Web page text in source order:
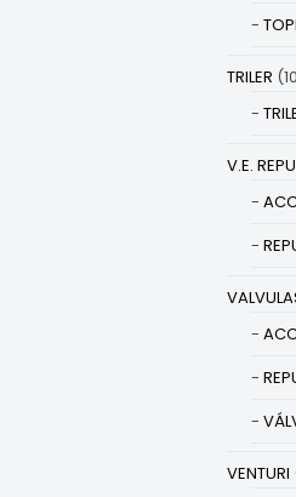
TRILER
V.E.
VENTURI